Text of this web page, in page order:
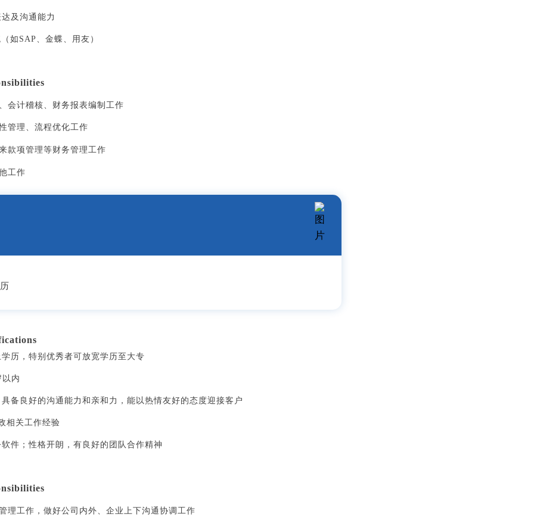
及沟通能力
如SAP、金蝶、用友）
会计稽核、财务报表编制工作
管理、流程优化工作
款项管理等财务管理工作
工作
历，特别优秀者可放宽学历至大专
以内
备良好的沟通能力和亲和力，能以热情友好的态度迎接客户
相关工作经验
件；性格开朗，有良好的团队合作精神
理工作，做好公司内外、企业上下沟通协调工作